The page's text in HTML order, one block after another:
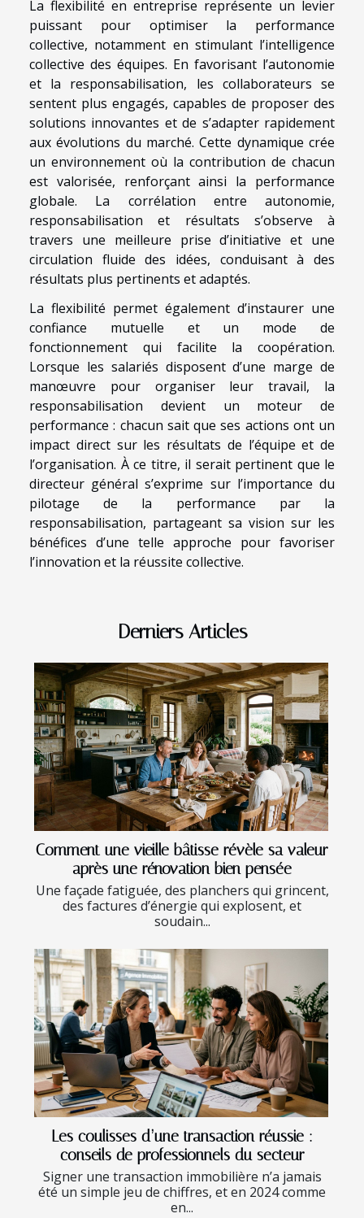
La flexibilité en entreprise représente un levier
puissant pour optimiser la performance
collective, notamment en stimulant l’intelligence
collective des équipes. En favorisant l’autonomie
et la responsabilisation, les collaborateurs se
sentent plus engagés, capables de proposer des
solutions innovantes et de s’adapter rapidement
aux évolutions du marché. Cette dynamique crée
un environnement où la contribution de chacun
est valorisée, renforçant ainsi la performance
globale. La corrélation entre autonomie,
responsabilisation et résultats s’observe à
travers une meilleure prise d’initiative et une
circulation fluide des idées, conduisant à des
résultats plus pertinents et adaptés.
La flexibilité permet également d’instaurer une
confiance mutuelle et un mode de
fonctionnement qui facilite la coopération.
Lorsque les salariés disposent d’une marge de
manœuvre pour organiser leur travail, la
responsabilisation devient un moteur de
performance : chacun sait que ses actions ont un
impact direct sur les résultats de l’équipe et de
l’organisation. À ce titre, il serait pertinent que le
directeur général s’exprime sur l’importance du
pilotage de la performance par la
responsabilisation, partageant sa vision sur les
bénéfices d’une telle approche pour favoriser
l’innovation et la réussite collective.
Derniers Articles
Comment une vieille bâtisse révèle sa valeur
après une rénovation bien pensée
Une façade fatiguée, des planchers qui grincent,
des factures d’énergie qui explosent, et
soudain...
Les coulisses d’une transaction réussie :
conseils de professionnels du secteur
Signer une transaction immobilière n’a jamais
été un simple jeu de chiffres, et en 2024 comme
en...